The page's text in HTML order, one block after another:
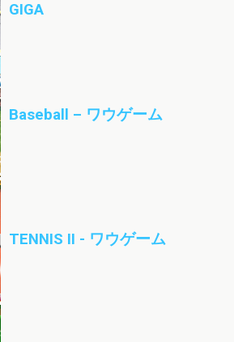
GIGA
Baseball – ワウゲーム
TENNIS II - ワウゲーム